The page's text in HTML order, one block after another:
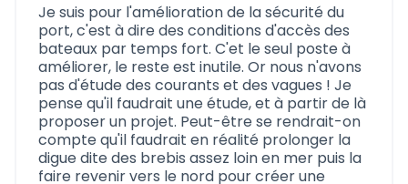
Je suis pour l'amélioration de la sécurité du
port, c'est à dire des conditions d'accès des
bateaux par temps fort. C'et le seul poste à
améliorer, le reste est inutile. Or nous n'avons
pas d'étude des courants et des vagues ! Je
pense qu'il faudrait une étude, et à partir de là
proposer un projet. Peut-être se rendrait-on
compte qu'il faudrait en réalité prolonger la
digue dite des brebis assez loin en mer puis la
faire revenir vers le nord pour créer une